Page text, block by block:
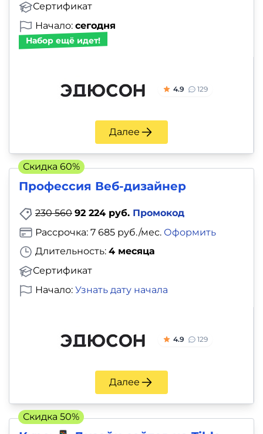
Сертификат
Начало: сегодня
Набор ещё идет!
4.9 129
Далее
Профессия Веб-дизайнер
230 560 92 224 руб. Промокод
Длительность: 4 месяца
Сертификат
Рассрочка: 7 685 руб./мес. Оформить
Начало: Узнать дату начала
4.9 129
Далее
Скидка 60%
Скидка 50%
профориентацию